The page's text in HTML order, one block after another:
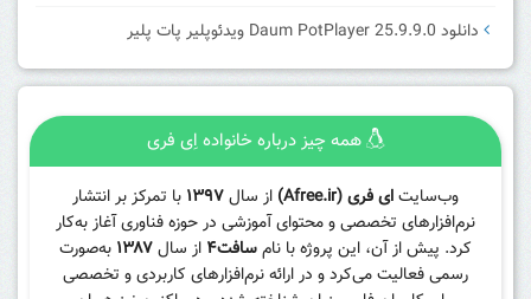
دانلود Daum PotPlayer 25.9.9.0 ویدئوپلیر پات پلیر
همه چیز درباره خانواده اِی فری
وب‌سایتای فری (Afree.ir) از سال۱۳۹۷ با تمرکز بر انتشار
نرم‌افزارهای تخصصی و محتوای آموزشی در حوزه فناوری آغاز به‌کار
کرد. پیش از آن، این پروژه با نامسافت۴ از سال۱۳۸۷ به‌صورت
رسمی فعالیت می‌کرد و در ارائه نرم‌افزارهای کاربردی و تخصصی